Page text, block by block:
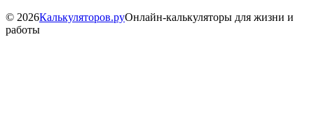
© 2026Калькуляторов.руОнлайн-калькуляторы для жизни и
работы